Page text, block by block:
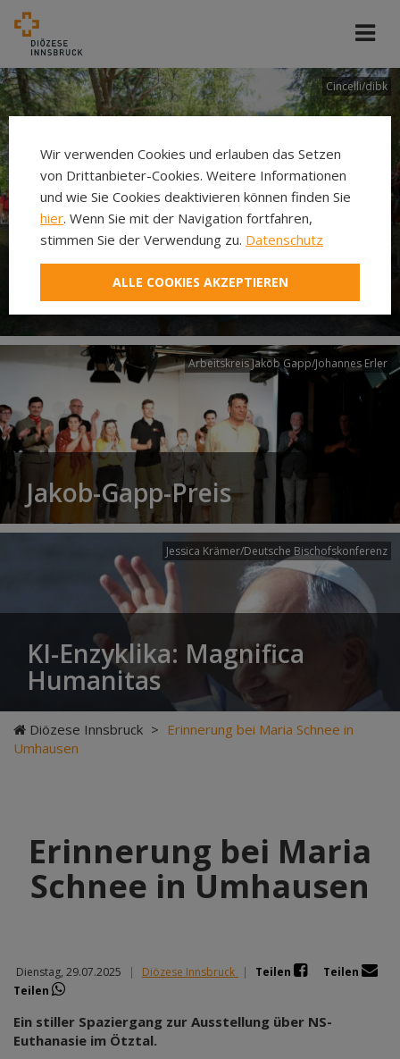
Cincelli/dibk
Neuer Pilgerweg Via
Laudato si’
Arbeitskreis Jakob Gapp/Johannes Erler
Jakob-Gapp-Preis
Jessica Krämer/Deutsche Bischofskonferenz
KI-Enzyklika: Magnifica
Humanitas
Diözese Innsbruck > Erinnerung bei Maria Schnee in
Umhausen
Erinnerung bei Maria
Schnee in Umhausen
Dienstag, 29.07.2025 | Diözese Innsbruck | Teilen
Teilen
Teilen
Ein stiller Spaziergang zur Ausstellung über NS-
Euthanasie im Ötztal.
Wir verwenden Cookies und erlauben das Setzen
von Drittanbieter-Cookies. Weitere Informationen
und wie Sie Cookies deaktivieren können finden Sie
hier. Wenn Sie mit der Navigation fortfahren,
stimmen Sie der Verwendung zu. Datenschutz
ALLE COOKIES AKZEPTIEREN